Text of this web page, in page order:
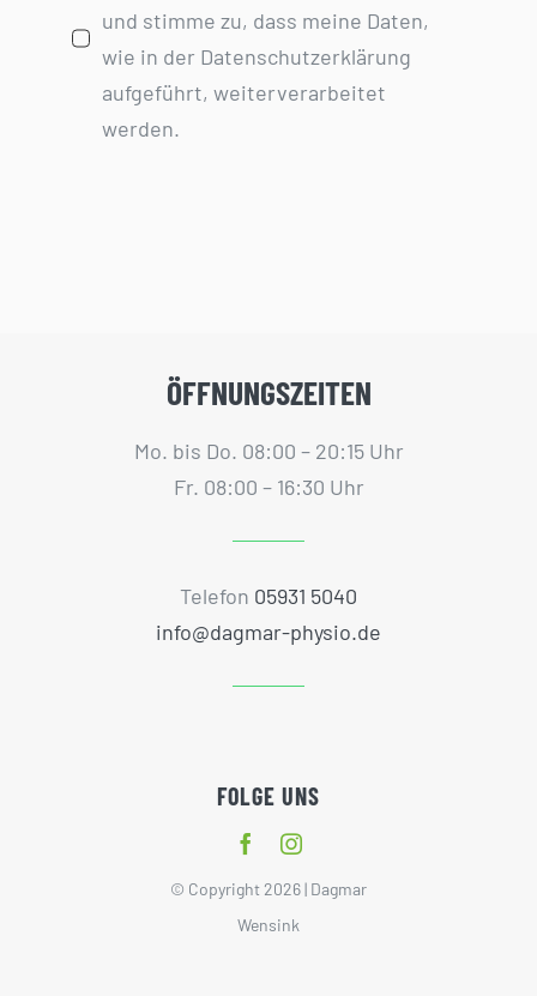
und stimme zu, dass meine Daten,
wie in der Datenschutzerklärung
aufgeführt, weiterverarbeitet
werden.
ÖFFNUNGSZEITEN
Mo. bis Do. 08:00 – 20:15 Uhr
Fr. 08:00 – 16:30 Uhr
Telefon 05931 5040
info@dagmar-physio.de
FOLGE UNS
© Copyright 2026 | Dagmar
Wensink